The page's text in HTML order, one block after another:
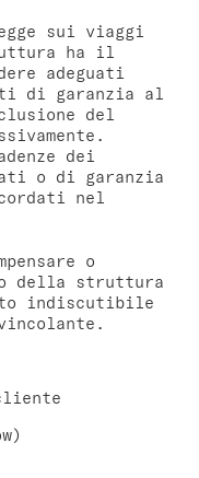
sui viaggi
ha il
adeguati
di garanzia al
del
dei
o di garanzia
nel
o
della struttura
indiscutibile